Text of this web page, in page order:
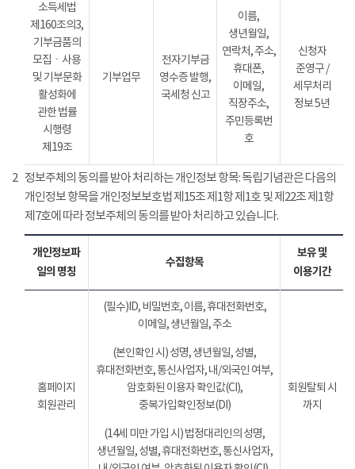
소득세법
제160조의3,
기부금품의
모집ㆍ사용
및 기부문화
활성화에
관한 법률
시행령
제19조
기부업무
전자기부금
영수증 발행,
국세청 신고
이름,
생년월일,
연락처, 주소,
휴대폰,
이메일,
직장주소,
주민등록번
호
신청자
준영구 /
세무처리
정보 5년
2 정보주체의 동의를 받아 처리하는 개인정보 항목: 독립기념관은 다음의
개인정보 항목을 개인정보보호법 제15조 제1항 제1호 및 제22조 제1항
제7호에 따라 정보주체의 동의를 받아 처리하고 있습니다.
개인정보파
일의 명칭
수집항목
보유 및
이용기간
홈페이지
회원관리
(필수)ID, 비밀번호, 이름, 휴대전화번호,
이메일, 생년월일, 주소
(본인확인 시) 성명, 생년월일, 성별,
휴대전화번호, 통신사업자, 내/외국인 여부,
암호화된 이용자 확인값(CI),
중복가입확인정보(DI)
(14세 미만 가입 시) 법정대리인의 성명,
생년월일, 성별, 휴대전화번호, 통신사업자,
회원탈퇴 시
까지